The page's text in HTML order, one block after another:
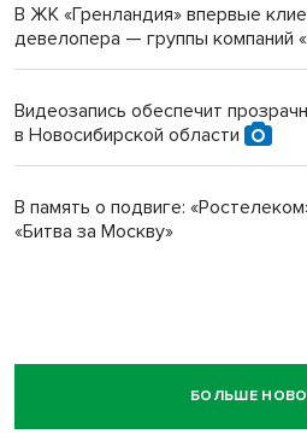
В ЖК «Гренландия» впервые
девелопера — группы
Видеозапись обеспечит
в Новосибирской области
В память о подвиге:
«Битва за Москву»
БОЛЬШЕ